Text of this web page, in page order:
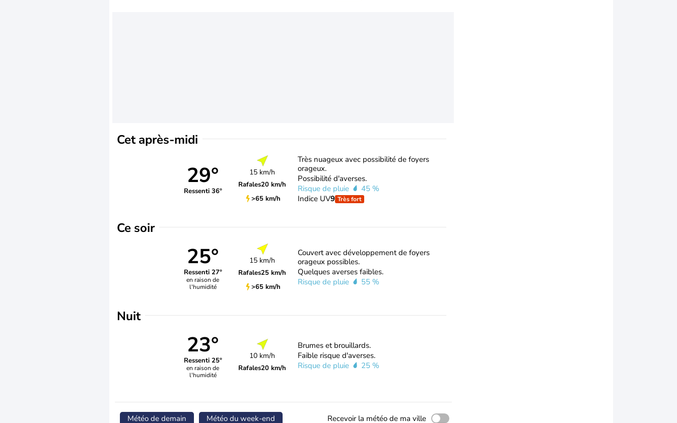
Cet après-midi
29°
Ressenti 36°
15 km/h
Rafales20 km/h
>65 km/h
Très nuageux avec possibilité de foyers
orageux.
Possibilité d'averses.
Risque de pluie
45 %
Indice UV9 Très fort
Ce soir
25°
Ressenti 27°
en raison de
l'humidité
15 km/h
Rafales25 km/h
>65 km/h
Couvert avec développement de foyers
orageux possibles.
Quelques averses faibles.
Risque de pluie
55 %
Nuit
23°
Ressenti 25°
en raison de
l'humidité
10 km/h
Rafales20 km/h
Brumes et brouillards.
Faible risque d'averses.
Risque de pluie
25 %
Météo de demain Météo du week-end Recevoir la météo de ma ville